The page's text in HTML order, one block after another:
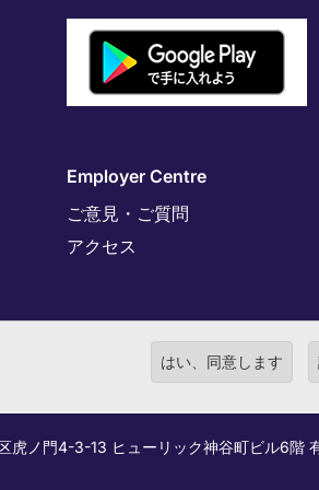
Employer Centre
ご意見・ご質問
アクセス
ノ門4-3-13 ヒューリック神谷町ビル6階
はい、同意します